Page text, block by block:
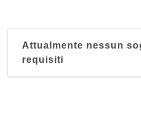
Attualmente nessun
requisiti